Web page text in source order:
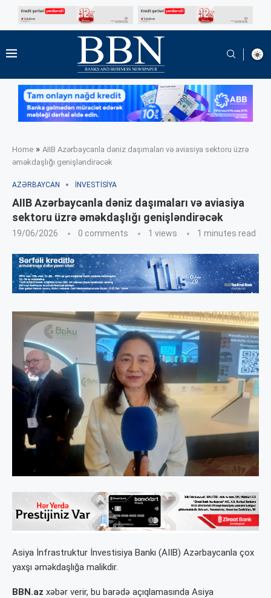
Home » AIIB Azərbaycanla dəniz daşımaları və aviasiya sektoru üzrə
əməkdaşlığı genişləndirəcək
AZƏRBAYCAN İNVESTISIYA
AIIB Azərbaycanla dəniz daşımaları və aviasiya
sektoru üzrə əməkdaşlığı genişləndirəcək
19/06/2026 0 comments 1 views 1 minutes read
Asiya İnfrastruktur İnvestisiya Bankı (AIIB) Azərbaycanla çox
yaxşı əməkdaşlığa malikdir.
BBN.az xəbər verir, bu barədə açıqlamasında Asiya